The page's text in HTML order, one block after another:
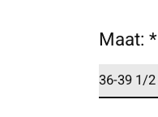
Maat:*